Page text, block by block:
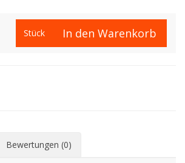
Stück In den Warenkorb
Bewertungen (0)